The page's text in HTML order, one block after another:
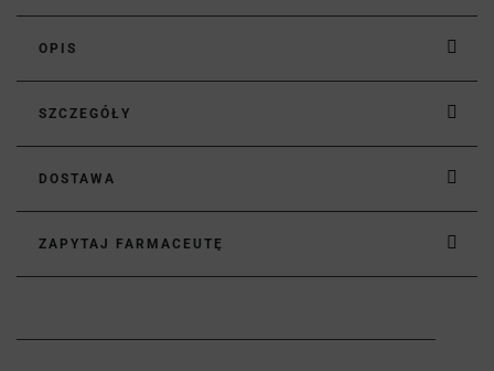
OPIS
SZCZEGÓŁY
DOSTAWA
ZAPYTAJ FARMACEUTĘ